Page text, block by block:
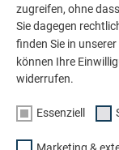
LASSEN SIE SICH
zugreifen, ohne
Sie dagegen
finden Sie in unserer
können Ihre
widerrufen.
Essenziell
Marketing &